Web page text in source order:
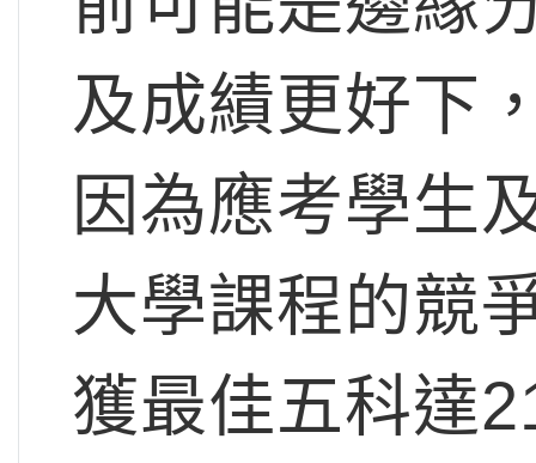
及成績更好下
因為應考學生
大學課程的競
獲最佳五科達